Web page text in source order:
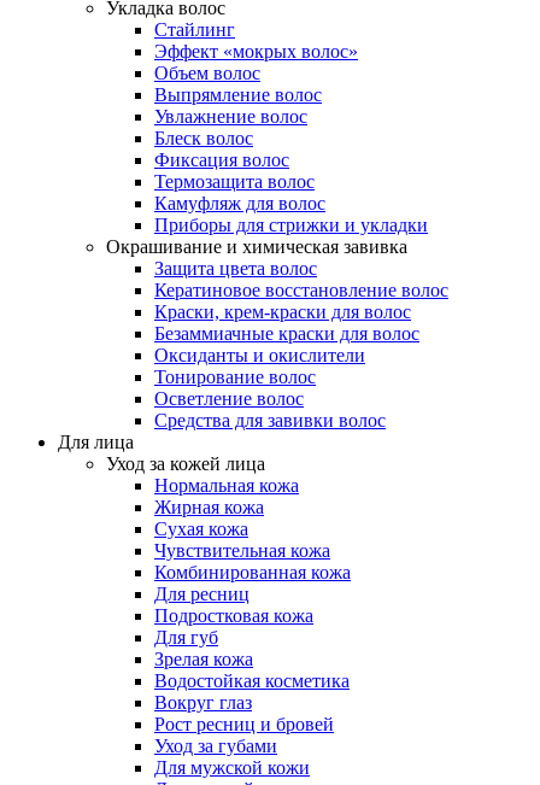
Укладка волос
Стайлинг
Эффект «мокрых волос»
Объем волос
Выпрямление волос
Увлажнение волос
Блеск волос
Фиксация волос
Термозащита волос
Камуфляж для волос
Приборы для стрижки и укладки
Окрашивание и химическая завивка
Защита цвета волос
Кератиновое восстановление волос
Краски, крем-краски для волос
Безаммиачные краски для волос
Оксиданты и окислители
Тонирование волос
Осветление волос
Средства для завивки волос
Для лица
Уход за кожей лица
Нормальная кожа
Жирная кожа
Сухая кожа
Чувствительная кожа
Комбинированная кожа
Для ресниц
Подростковая кожа
Для губ
Зрелая кожа
Водостойкая косметика
Вокруг глаз
Рост ресниц и бровей
Уход за губами
Для мужской кожи